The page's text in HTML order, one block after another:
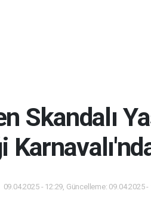
Skandalı
09.04.2025 - 12:29, Güncelleme: 09.04.2025 -